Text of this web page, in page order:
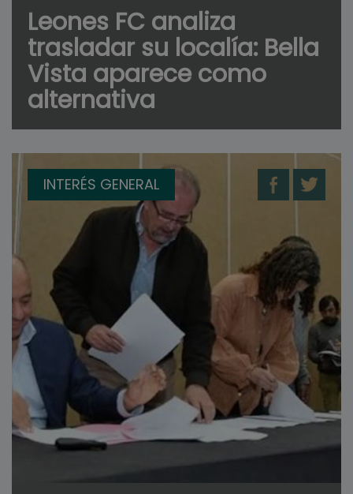
Leones FC analiza
trasladar su localía: Bella
Vista aparece como
alternativa
INTERÉS GENERAL